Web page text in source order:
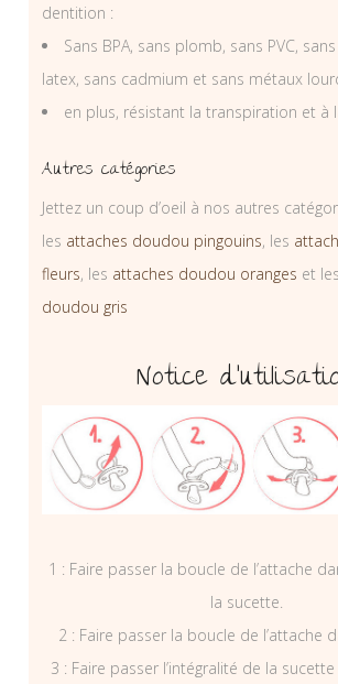
dentition :
Sans BPA, sans plomb, sans PVC,
latex, sans cadmium et sans métaux
en plus, résistant la transpiration et à
Autres catégories
Jettez un coup d’oeil à nos autres
les attaches doudou pingouins, les
fleurs, les attaches doudou oranges et les
doudou gris
Notice
1 : Faire passer la boucle de l’attache
la sucette.
2 : Faire passer la boucle de l’attache
3 : Faire passer l’intégralité de la